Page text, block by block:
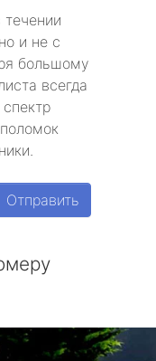
и не с
большому
всегда
Отправить